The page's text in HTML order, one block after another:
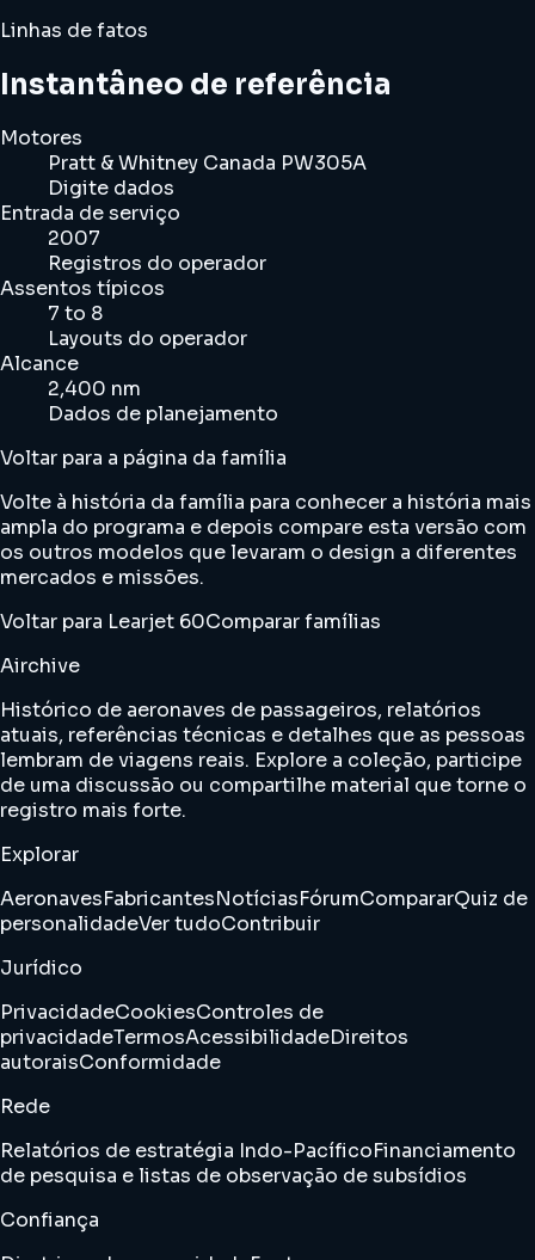
Linhas de fatos
Instantâneo de referência
Motores
Pratt & Whitney Canada PW305A
Digite dados
Entrada de serviço
2007
Registros do operador
Assentos típicos
7 to 8
Layouts do operador
Alcance
2,400 nm
Dados de planejamento
Voltar para a página da família
Volte à história da família para conhecer a história mais
ampla do programa e depois compare esta versão com
os outros modelos que levaram o design a diferentes
mercados e missões.
Voltar para Learjet 60Comparar famílias
Airchive
Histórico de aeronaves de passageiros, relatórios
atuais, referências técnicas e detalhes que as pessoas
lembram de viagens reais. Explore a coleção, participe
de uma discussão ou compartilhe material que torne o
registro mais forte.
Explorar
AeronavesFabricantesNotíciasFórumCompararQuiz de
personalidadeVer tudoContribuir
Jurídico
PrivacidadeCookiesControles de
privacidadeTermosAcessibilidadeDireitos
autoraisConformidade
Rede
Relatórios de estratégia Indo-PacíficoFinanciamento
de pesquisa e listas de observação de subsídios
Confiança